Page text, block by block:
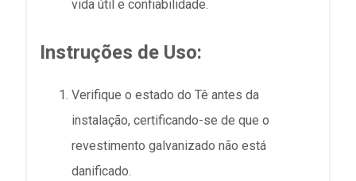
vida útil e confiabilidade.
Instruções de Uso:
Verifique o estado do Tê antes da
instalação, certificando-se de que o
revestimento galvanizado não está
danificado.